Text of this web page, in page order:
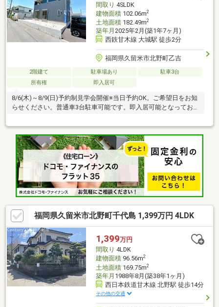
間取り 4SLDK
建物面積102.06m2
土地面積182.49m2
築年月 2025年2月(築1年7ヶ月)
西鉄甘木線 大城駅 徒歩2分
福岡県久留米市北野町乙吉
2階建て 駐車場あり
駐車3台
所有権
即入居可
8/6(木)～8/9(日)予約制見学会開催※当日予約OK。ご希望日をお知
らせください。普通車3台駐車可能です。即入居可能となっており
福岡県久留米市北野町千代島 1,399万円 4LDK
1,399万円
間取り 4LDK
建物面積96.56m2
土地面積169.75m2
築年月 1988年8月(築38年1ヶ月)
西日本鉄道甘木線 北野駅 徒歩14分
その他の交通